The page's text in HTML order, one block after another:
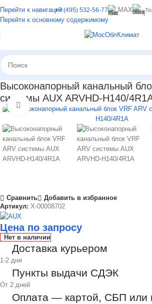
Перейти к навигации
Перейти к основному содержимому
+7 (495) 532-56-77 MAX
Высоконапорный канальный
системы AUX ARVHD-H140/
Нажмите, чтобы увеличить
Сравнить
Добавить в избранное
Артикул: X-00008702
Цена по запросу
Нет в наличии
Доставка курьером
1-2 дня
Пункты выдачи СДЭК
От 2 дней
Оплата — картой, СБП или